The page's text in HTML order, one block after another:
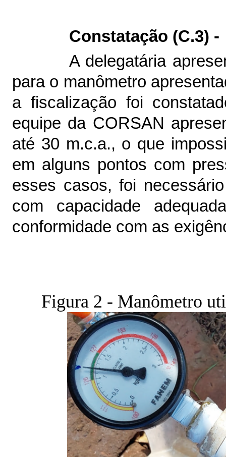
Constatação (C.3)
A delegatária
para o manômetro
a fiscalização foi
equipe da CORSAN
até 30 m.c.a., o que
em alguns pontos com
esses casos, foi
com capacidade
conformidade com as
Figura 2 - Manômetro